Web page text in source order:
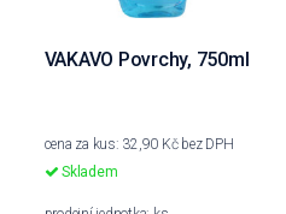
VAKAVO Povrchy, 750ml
cena za kus: 32,90 Kč bez DPH
Skladem